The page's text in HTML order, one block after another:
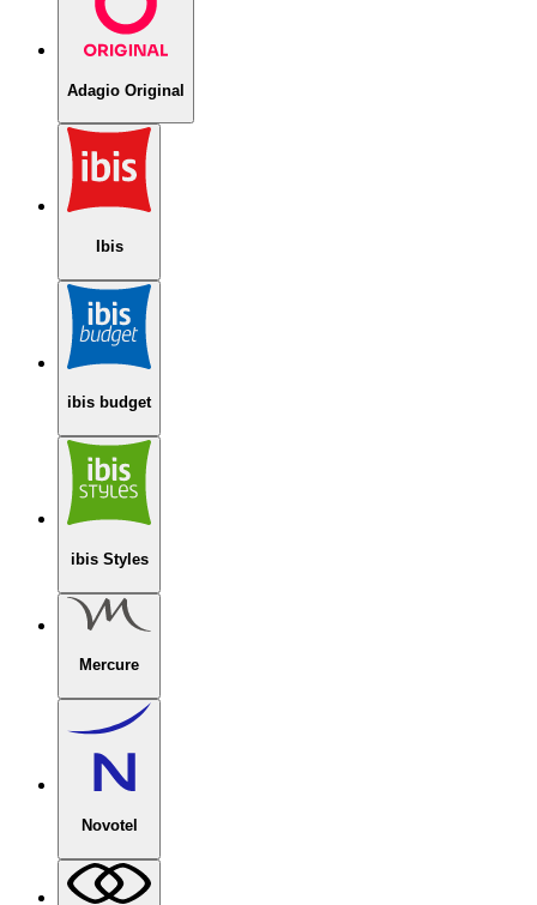
Adagio Original
Ibis
ibis budget
ibis Styles
Mercure
Novotel